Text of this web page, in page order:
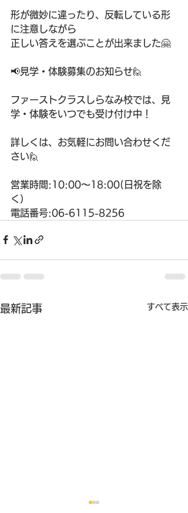
形が微妙に違ったり、反転している形
に注意しながら
正しい答えを選ぶことが出来ました🤗
📢見学・体験募集のお知らせ🙋
ファーストクラスしらなみ校では、見
学・体験をいつでも受け付け中！
詳しくは、お気軽にお問い合わせくだ
さい🙋
営業時間:10:00〜18:00(日祝を除
く）
電話番号:06-6115-8256
最新記事 すべて表示